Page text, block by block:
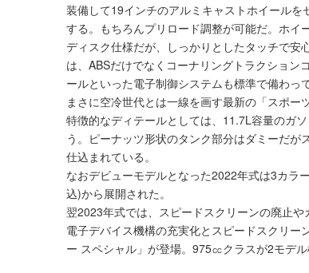
装備して19インチのアルミキャストホイール
する。もちろんプリロード調整が可能だ。ホ
ディスク仕様だが、しっかりとしたタッチで
は、ABSだけでなくコーナリングトラクション
ールといった電子制御システムも標準で備わっ
まさに空冷世代とは一線を画す最新の「スポー
特徴的なディテールとしては、11.7L容量のガ
う。ピーナッツ形状のタンク部分はダミーだ
仕込まれている。
なおデビューモデルとなった2022年式は3カラ
込)から展開された。
翌2023年式では、スピードスクリーンの廃止
電子デバイス機構の充実化とスピードスクリー
ー スペシャル」が登場。975㏄クラスが2モデ